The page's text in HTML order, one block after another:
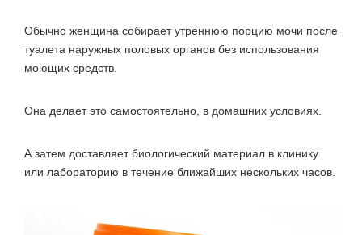
Обычно женщина собирает утреннюю порцию мочи после
туалета наружных половых органов без использования
моющих средств.
Она делает это самостоятельно, в домашних условиях.
А затем доставляет биологический материал в клинику
или лабораторию в течение ближайших нескольких часов.